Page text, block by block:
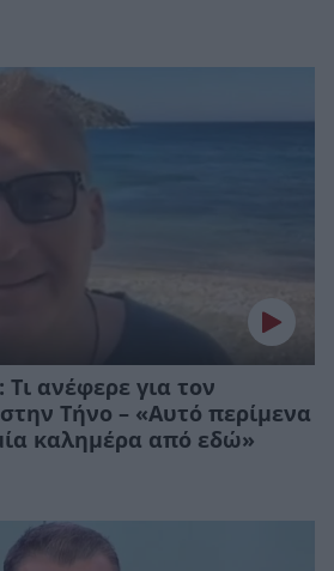
Τι ανέφερε για τον
Τήνο – «Αυτό περίμενα
καλημέρα από εδώ»